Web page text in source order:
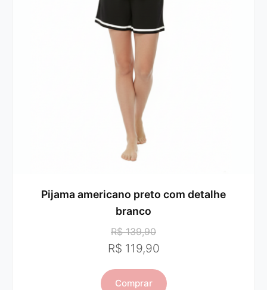
Pijama americano preto com detalhe
branco
R$ 139,90
R$ 119,90
Comprar